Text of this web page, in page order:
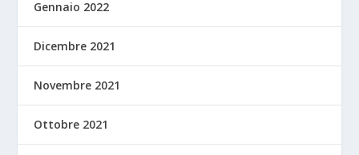
Gennaio 2022
Dicembre 2021
Novembre 2021
Ottobre 2021